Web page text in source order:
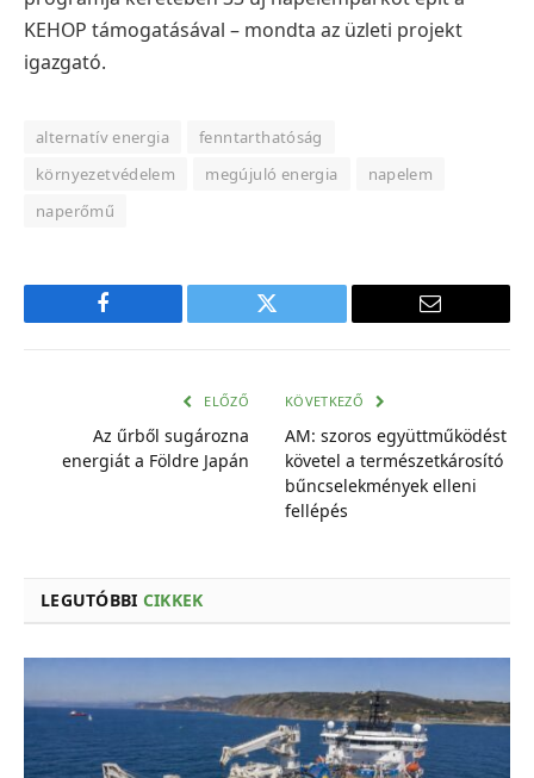
KEHOP támogatásával – mondta az üzleti projekt
igazgató.
alternatív energia
fenntarthatóság
környezetvédelem
megújuló energia
napelem
naperőmű
Facebook Twitter
E-
ELŐZŐ
Az űrből sugározna
energiát a Földre Japán
KÖVETKEZŐ
AM: szoros együttműködést
követel a természetkárosító
bűncselekmények elleni
fellépés
LEGUTÓBBI CIKKEK